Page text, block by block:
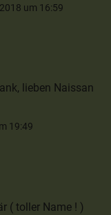
um 16:59
lieben Naissan
19:49
( toller Name ! )